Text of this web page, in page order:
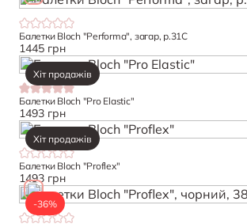
Балетки Bloch "Performa", загар, р.31C
1445 грн
Хіт продажів
Балетки Bloch "Pro Elastic"
1493 грн
Хіт продажів
Балетки Bloch "Proflex"
1493 грн
-36%